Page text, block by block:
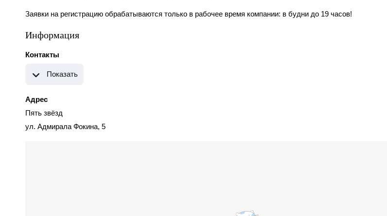
Заявки на регистрацию обрабатываются только в рабочее время компании: в будни до 19 часов!
Информация
Контакты
Показать
Адрес
Пять звёзд
ул. Адмирала Фокина, 5